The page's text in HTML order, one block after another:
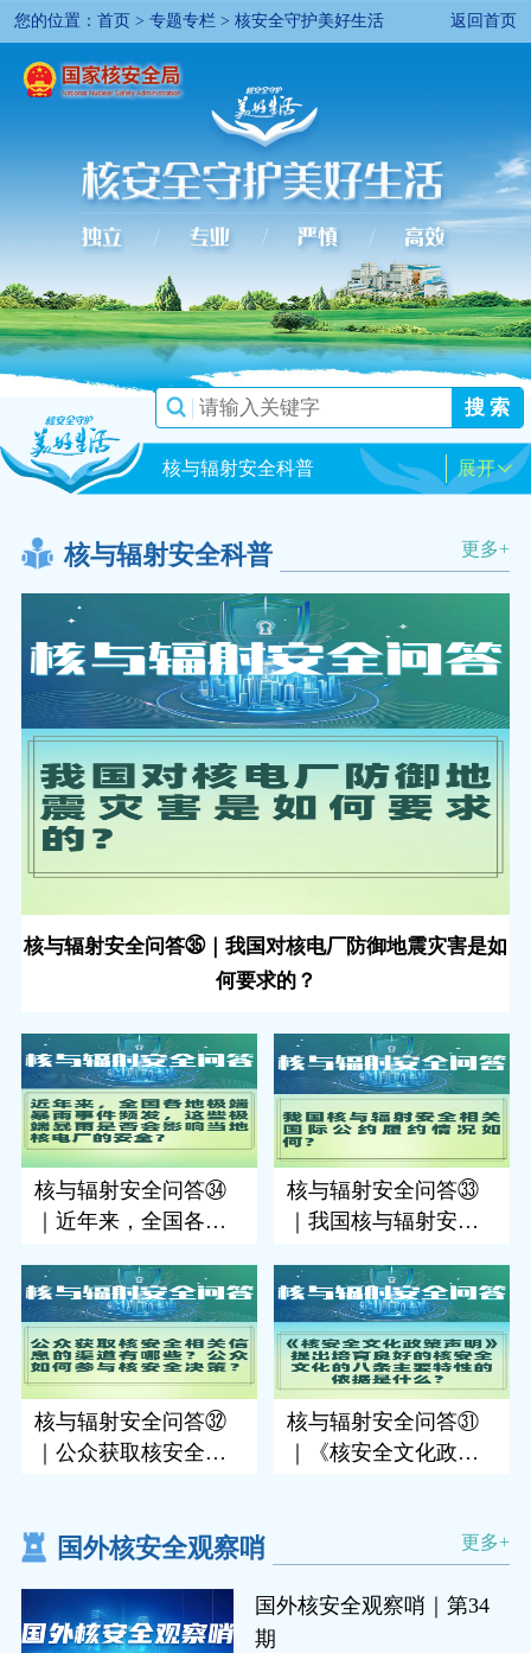
您的位置： 首页> 专题专栏> 核安全守护美好生活 返回首页
搜 索
核与辐射安全科普 展开
核与辐射安全科普 更多+
核与辐射安全问答㉟｜我国对核电厂防御地震灾害是如
何要求的？
核与辐射安全问答㉞
｜近年来，全国各地
核与辐射安全问答㉝
｜我国核与辐射安全
核与辐射安全问答㉜
｜公众获取核安全相
核与辐射安全问答㉛
｜《核安全文化政策
国外核安全观察哨 更多+
国外核安全观察哨｜第34
期